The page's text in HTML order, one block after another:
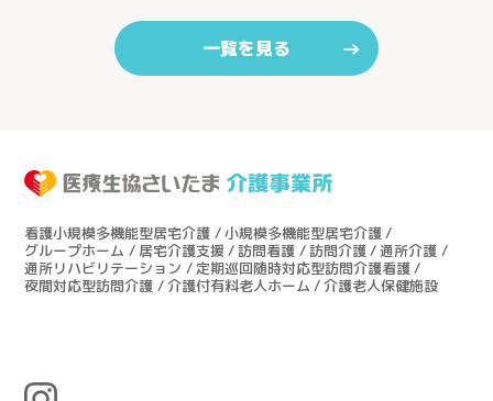
一覧を見る
看護小規模多機能型居宅介護
小規模多機能型居宅介護
グループホーム
居宅介護支援 訪問看護 訪問介護
通所介護
通所リハビリテーション
定期巡回随時対応型訪問介護看護
夜間対応型訪問介護
介護付有料老人ホーム 介護老人保健施設